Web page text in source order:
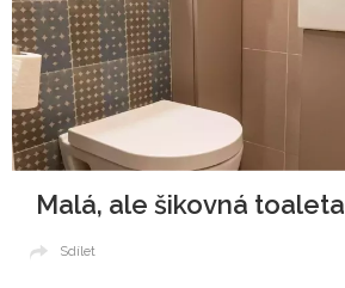
Malá, ale šikovná toaleta
Sdílet